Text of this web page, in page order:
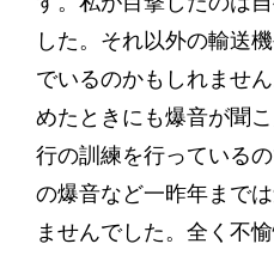
した。それ以外の輸送
でいるのかもしれませ
めたときにも爆音が聞
行の訓練を行っている
の爆音など一昨年まで
ませんでした。全く不